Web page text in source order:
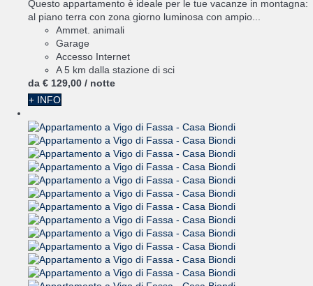
Questo appartamento è ideale per le tue vacanze in montagna:
al piano terra con zona giorno luminosa con ampio...
Ammet. animali
Garage
Accesso Internet
A 5 km dalla stazione di sci
da € 129,00 / notte
+ INFO